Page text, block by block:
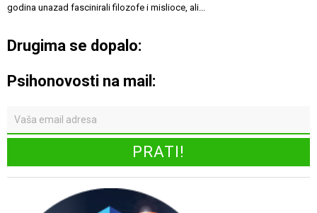
godina unazad fascinirali filozofe i mislioce, ali...
Drugima se dopalo:
Psihonovosti na mail: